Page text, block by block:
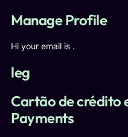
Manage Profile
Hi your email is .
leg
Cartão de crédito
Payments